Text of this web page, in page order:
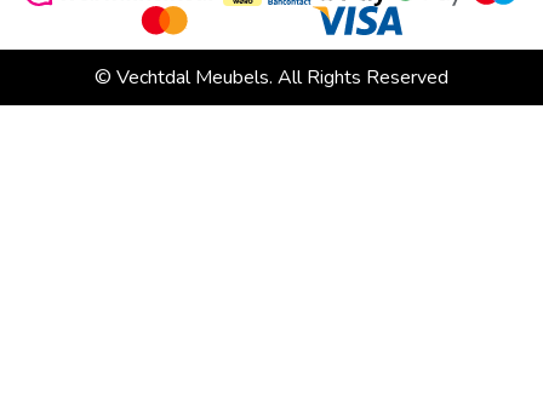
© Vechtdal Meubels. All Rights Reserved